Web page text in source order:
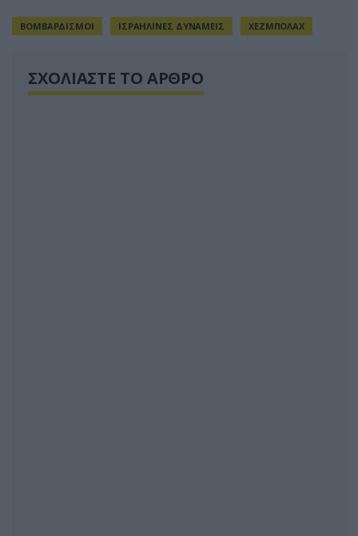
ΒΟΜΒΑΡΔΙΣΜΟΙ ΙΣΡΑΗΛΙΝΕΣ ΔΥΝΑΜΕΙΣ ΧΕΖΜΠΟΛΑΧ
ΣΧΟΛΙΑΣΤΕ ΤΟ ΑΡΘΡΟ